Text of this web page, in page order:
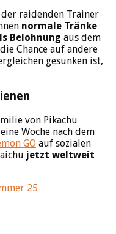
raidenden Trainer
normale Tränke
Belohnung aus dem
Chance auf andere
gesunken ist,
von Pikachu
Woche nach dem
GO auf sozialen
jetzt weltweit